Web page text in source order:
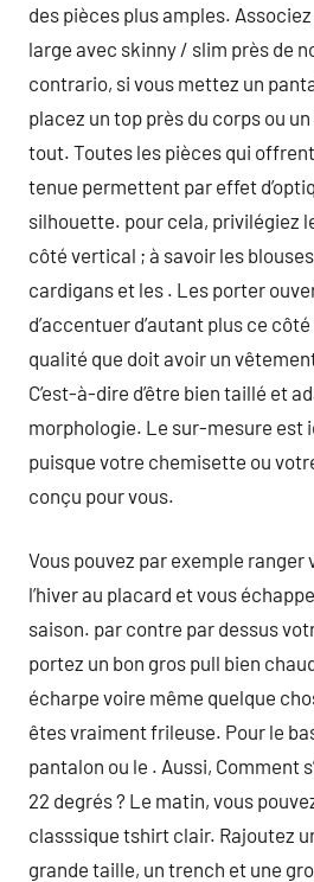
des pièces plus amples.
large avec skinny / slim près de
contrario, si vous mettez un
placez un top près du corps ou
tout. Toutes les pièces qui
tenue permettent par effet
silhouette. pour cela, privilégiez
côté vertical ; à savoir les
cardigans et les . Les porter
d’accentuer d’autant plus ce
qualité que doit avoir un
C’est-à-dire d’être bien taillé et
morphologie. Le sur-mesure est
puisque votre chemisette ou
conçu pour vous.
Vous pouvez par exemple
l’hiver au placard et vous
saison. par contre par dessus
portez un bon gros pull bien
écharpe voire même quelque
êtes vraiment frileuse. Pour le
pantalon ou le . Aussi, Comment
22 degrés ? Le matin, vous
classsique tshirt clair. Rajoutez
grande taille, un trench et une